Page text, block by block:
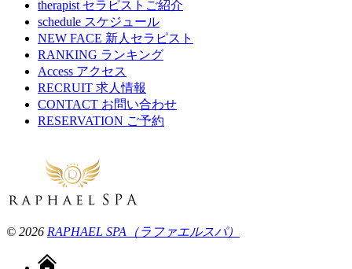
therapist セラピストご紹介
schedule スケジュール
NEW FACE 新人セラピスト
RANKING ランキング
Access アクセス
RECRUIT 求人情報
CONTACT お問い合わせ
RESERVATION ご予約
© 2026 RAPHAEL SPA（ラファエルスパ）